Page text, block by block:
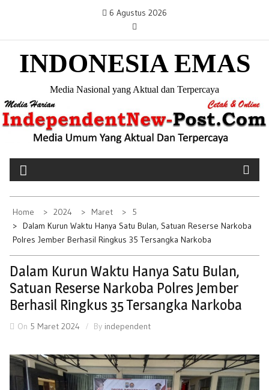
i
o
6 Agustus 2026
INDONESIA EMAS
Media Nasional yang Aktual dan Terpercaya
Home 2024 Maret
5
Dalam Kurun Waktu Hanya Satu Bulan, Satuan Reserse Narkoba
Polres Jember Berhasil Ringkus 35 Tersangka Narkoba
Dalam Kurun Waktu Hanya Satu Bulan,
Satuan Reserse Narkoba Polres Jember
Berhasil Ringkus 35 Tersangka Narkoba
On 5 Maret 2024 By independent